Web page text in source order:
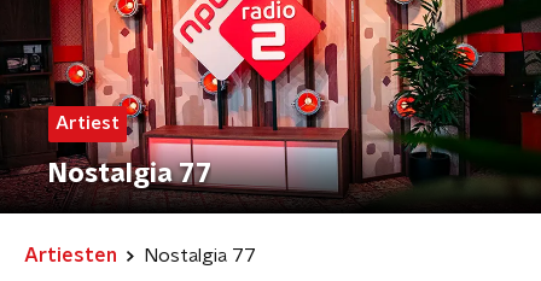
Artiest
Nostalgia 77
Artiesten Nostalgia 77